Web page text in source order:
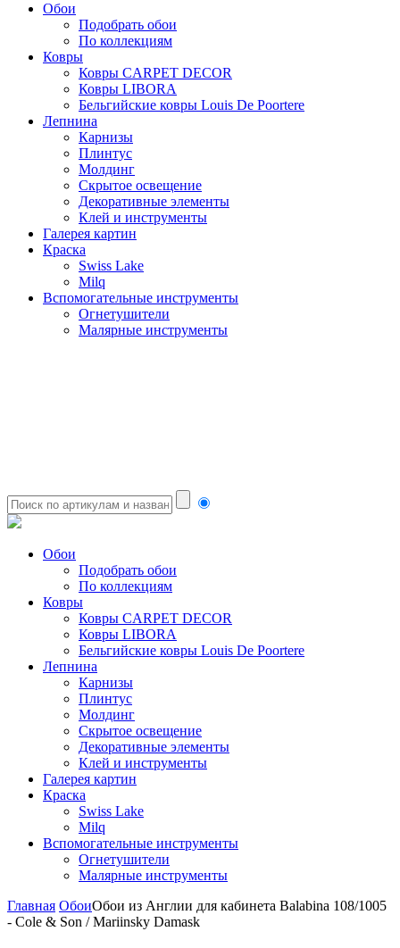
Обои
Подобрать обои
По коллекциям
Ковры
Ковры CARPET DECOR
Ковры LIBORA
Бельгийские ковры Louis De Poortere
Лепнина
Карнизы
Плинтус
Молдинг
Скрытое освещение
Декоративные элементы
Клей и инструменты
Галерея картин
Краска
Swiss Lake
Milq
Вспомогательные инструменты
Огнетушители
Малярные инструменты
Обои
Подобрать обои
По коллекциям
Ковры
Ковры CARPET DECOR
Ковры LIBORA
Бельгийские ковры Louis De Poortere
Лепнина
Карнизы
Плинтус
Молдинг
Скрытое освещение
Декоративные элементы
Клей и инструменты
Галерея картин
Краска
Swiss Lake
Milq
Вспомогательные инструменты
Огнетушители
Малярные инструменты
Главная ОбоиОбои из Англии для кабинета Balabina 108/1005
- Cole & Son / Mariinsky Damask